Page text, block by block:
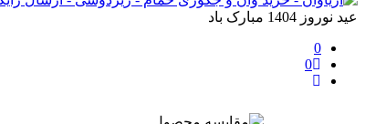
عید نوروز 1404 مبارک باد
0
0